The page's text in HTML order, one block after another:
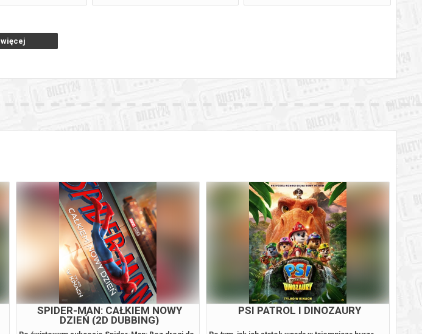
więcej
SPIDER-MAN: CAŁKIEM NOWY
DZIEŃ (2D DUBBING)
PSI PATROL I DINOZAURY